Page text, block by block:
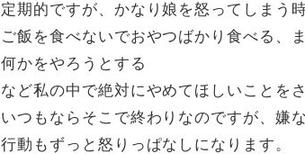
定期的ですが、かなり娘を怒ってしまう
ご飯を食べないでおやつばかり食べる、
何かをやろうとする
など私の中で絶対にやめてほしいことを
いつもならそこで終わりなのですが、嫌
行動もずっと怒りっぱなしになります。